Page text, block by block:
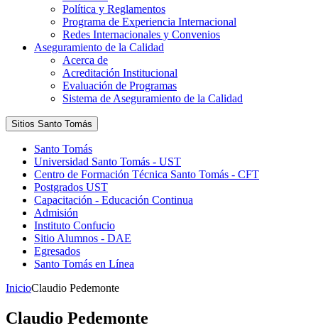
Política y Reglamentos
Programa de Experiencia Internacional
Redes Internacionales y Convenios
Aseguramiento de la Calidad
Acerca de
Acreditación Institucional
Evaluación de Programas
Sistema de Aseguramiento de la Calidad
Sitios Santo Tomás
Santo Tomás
Universidad Santo Tomás - UST
Centro de Formación Técnica Santo Tomás - CFT
Postgrados UST
Capacitación - Educación Continua
Admisión
Instituto Confucio
Sitio Alumnos - DAE
Egresados
Santo Tomás en Línea
InicioClaudio Pedemonte
Claudio Pedemonte